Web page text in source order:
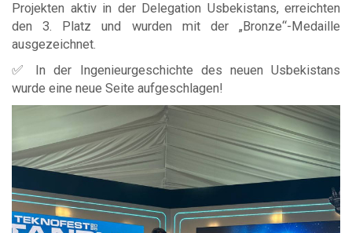
Projekten aktiv in der Delegation Usbekistans, erreichten
den 3. Platz und wurden mit der „Bronze“-Medaille
ausgezeichnet.
✅ In der Ingenieurgeschichte des neuen Usbekistans
wurde eine neue Seite aufgeschlagen!